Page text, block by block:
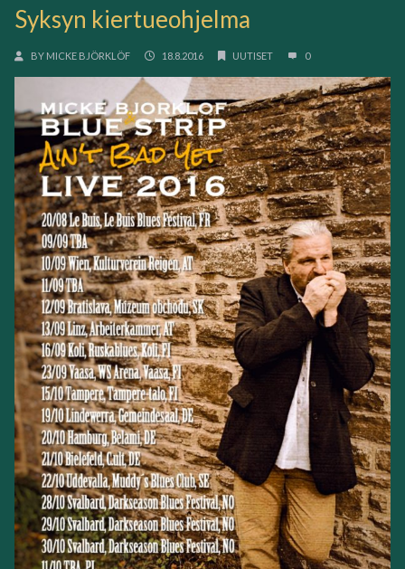
Syksyn kiertueohjelma
BY MICKE BJÖRKLÖF 18.8.2016 UUTISET 0